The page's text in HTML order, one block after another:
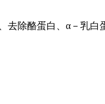
除酪蛋白、α－乳